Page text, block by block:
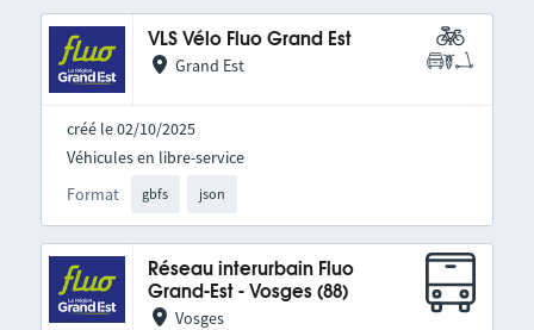
VLS Vélo Fluo Grand Est
Grand Est
créé le 02/10/2025
Format gbfs json
Véhicules en libre-service
Réseau interurbain Fluo
Grand-Est - Vosges (88)
Vosges